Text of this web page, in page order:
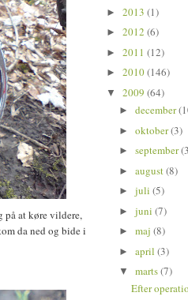
på at køre vildere,
da ned og bide i
► 2013 (1)
► 2012 (6)
► 2011 (12)
► 2010(146)
▼ 2009 (64)
► december
► oktober(3)
► september
► august(8)
► juli (5)
► juni (7)
► maj (8)
► april (3)
▼ marts(7)
Efter